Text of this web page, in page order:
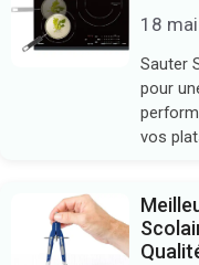
18
Sauter
pour
vos